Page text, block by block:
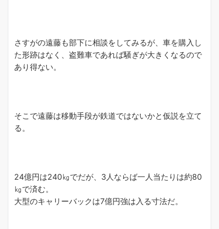
さすがの遠藤も部下に相談をしてみるが、車を購入し
た形跡はなく、盗難車であれば騒ぎが大きくなるので
あり得ない。
そこで遠藤は移動手段が鉄道ではないかと仮説を立て
る。
24億円は240㎏でだが、3人ならば一人当たりは約80
㎏で済む。
大型のキャリーバックは7億円強は入る寸法だ。